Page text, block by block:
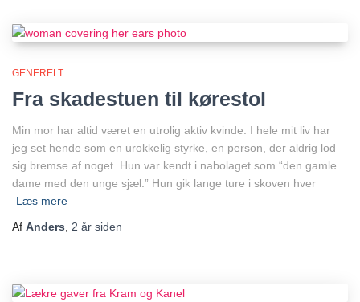
GENERELT
Fra skadestuen til kørestol
Min mor har altid været en utrolig aktiv kvinde. I hele mit liv har
jeg set hende som en urokkelig styrke, en person, der aldrig lod
sig bremse af noget. Hun var kendt i nabolaget som “den gamle
dame med den unge sjæl.” Hun gik lange ture i skoven hver
Læs mere
Af Anders 2 år siden